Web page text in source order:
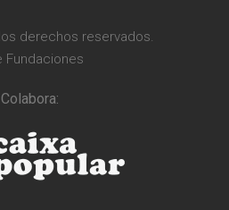
derechos reservados.
Fundaciones
Colabora: